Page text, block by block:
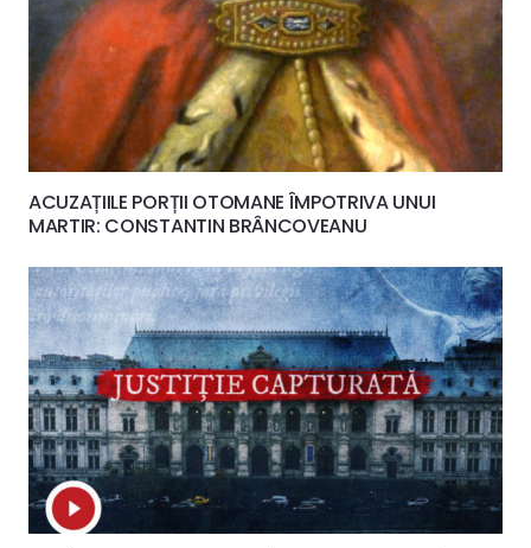
ACUZAȚIILE PORȚII OTOMANE ÎMPOTRIVA UNUI
MARTIR: CONSTANTIN BRÂNCOVEANU